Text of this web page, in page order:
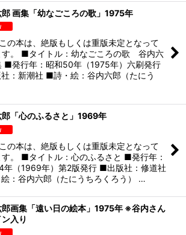
画集「幼なごころの歌」1975年
の本は、絶版もしくは重版未定となって
す。 ■タイトル：幼なごころの歌 谷内六
■発行年：昭和50年（1975年）六刷発行
：新潮社 ■詩・絵：谷内六郎（たにう
郎「心のふるさと」1969年
の本は、絶版もしくは重版未定となって
す。 ■タイトル：心のふるさと ■発行年：
年（1969年）第2版発行 ■出版社：修道社
：谷内六郎（たにうちろくろう） …
郎画集「遠い日の絵本」1975年 ※谷内さん
入り